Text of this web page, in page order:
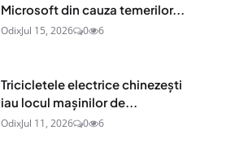
Microsoft din cauza temerilor...
OdixJul 15, 2026 0 6
Tricicletele electrice chinezești
iau locul mașinilor de...
OdixJul 11, 2026 0 6